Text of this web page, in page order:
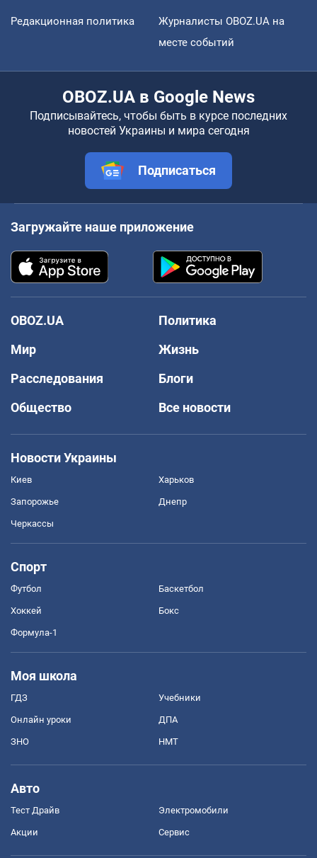
Редакционная политика
Журналисты OBOZ.UA на
месте событий
OBOZ.UA в Google News
Подписывайтесь, чтобы быть в курсе последних
новостей Украины и мира сегодня
Подписаться
Загружайте наше приложение
OBOZ.UA
Политика
Мир
Жизнь
Расследования
Блоги
Общество
Все новости
Новости Украины
Киев Харьков
Запорожье Днепр
Черкассы
Спорт
Футбол Баскетбол
Хоккей Бокс
Формула-1
Моя школа
ГДЗ Учебники
Онлайн уроки ДПА
ЗНО НМТ
Авто
Тест Драйв Электромобили
Акции Сервис